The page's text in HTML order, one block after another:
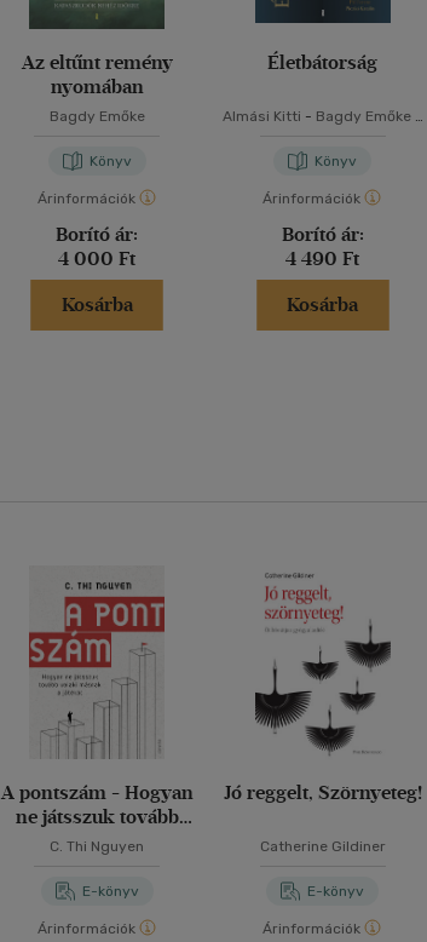
Az eltűnt remény
nyomában
Bagdy Emőke
Könyv
Árinformációk
Borító ár:
4 000 Ft
Kosárba
Életbátorság
Almási Kitti - Bagdy Emőke -
Annamária- Lukács Liza
Ferenc-
Könyv
Árinformációk
Borító ár:
4 490 Ft
Kosárba
A pontszám - Hogyan
ne játsszuk tovább
valaki másnak a játékát
C. Thi Nguyen
E-könyv
Árinformációk
Jó reggelt, Szörnyeteg!
Catherine Gildiner
E-könyv
Árinformációk